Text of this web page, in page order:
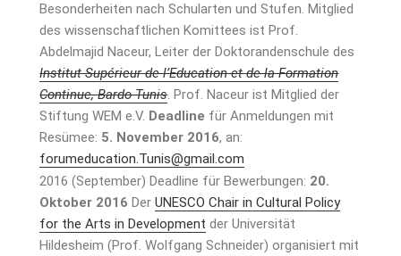
Besonderheiten nach Schularten und Stufen. Mitglied
des wissenschaftlichen Komittees ist Prof.
Abdelmajid Naceur, Leiter der Doktorandenschule des
Institut Supérieur de l’Education et de la Formation
Continue, Bardo-Tunis. Prof. Naceur ist Mitglied der
Stiftung WEM e.V. Deadline für Anmeldungen mit
Resümee: 5. November 2016, an:
forumeducation.Tunis@gmail.com
2016 (September) Deadline für Bewerbungen: 20.
Oktober 2016 DerUNESCO Chair in Cultural Policy
for the Arts in Development der Universität
Hildesheim (Prof. Wolfgang Schneider) organisiert mit